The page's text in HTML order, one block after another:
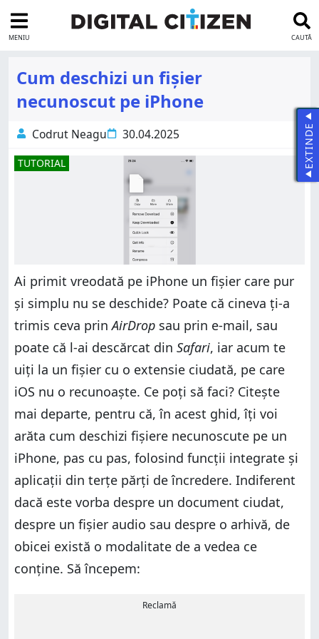
MENIU CAUTĂ
Cum deschizi un fișier
necunoscut pe iPhone
Codrut Neagu 30.04.2025
TUTORIAL
Ai primit vreodată pe iPhone un fișier care pur
și simplu nu se deschide? Poate că cineva ți-a
trimis ceva prinAirDrop sau prin e-mail, sau
poate că l-ai descărcat din Safari, iar acum te
uiți la un fișier cu o extensie ciudată, pe care
iOS nu o recunoaște. Ce poți să faci? Citește
mai departe, pentru că, în acest ghid, îți voi
arăta cum deschizi fișiere necunoscute pe un
iPhone, pas cu pas, folosind funcții integrate și
aplicații din terțe părți de încredere. Indiferent
dacă este vorba despre un document ciudat,
despre un fișier audio sau despre o arhivă, de
obicei există o modalitate de a vedea ce
conține. Să începem:
Reclamă
EXTINDE